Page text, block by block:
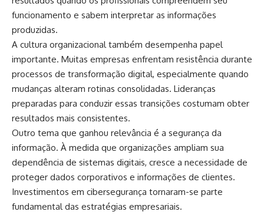
funcionamento e sabem interpretar as informações
produzidas.
A cultura organizacional também desempenha papel
importante. Muitas empresas enfrentam resistência durante
processos de transformação digital, especialmente quando
mudanças alteram rotinas consolidadas. Lideranças
preparadas para conduzir essas transições costumam obter
resultados mais consistentes.
Outro tema que ganhou relevância é a segurança da
informação. À medida que organizações ampliam sua
dependência de sistemas digitais, cresce a necessidade de
proteger dados corporativos e informações de clientes.
Investimentos em cibersegurança tornaram-se parte
fundamental das estratégias empresariais.